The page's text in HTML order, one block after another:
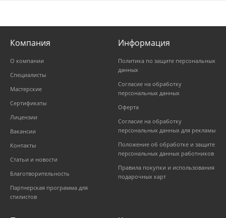
Компания
О компании
Специалисты
Мастерские
Сертификаты
Лицензии
Вакансии
Контакты
Статьи и новости
Благотворительность
Партнерская программа для
стилистов
Информация
Политика по защите персональных
данных
Согласие на обработку
персональных данных
Оферта
Согласие на обработку
персональных данных для рекламы
Положение об обработке и защите
персональных данных работников
Правила покупки и использования
подарочных карт